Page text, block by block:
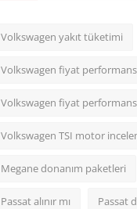
Volkswagen yakıt tüketimi
Volkswagen fiyat
Volkswagen fiyat
Volkswagen TSI motor
Megane donanım paketleri
Passat alınır mı Passat